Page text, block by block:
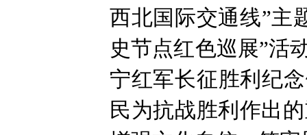
西北国际交通线”主
史节点红色巡展”活
宁红军长征胜利纪
民为抗战胜利作出